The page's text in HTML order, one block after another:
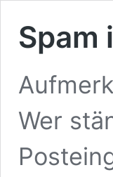
Spam
Wer